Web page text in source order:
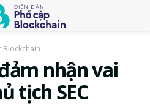
Blockchain
nhận vai
tịch SEC